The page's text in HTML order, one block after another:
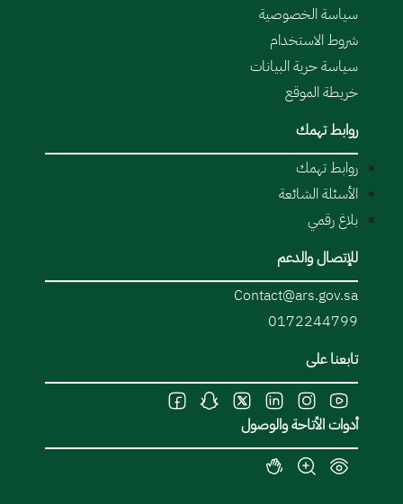
سياسة الخصوصية
شروط الاستخدام
سياسة حرية البيانات
خريطة الموقع
روابط تهمك
روابط تهمك
الأسئلة الشائعة
بلاغ رقمي
للإتصال والدعم
Contact@ars.gov.sa
0172244799
تابعنا على
أدوات الأتاحة والوصول